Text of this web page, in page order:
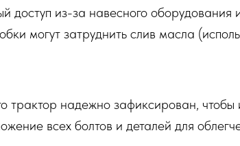
доступ из-за навесного оборудования
могут затруднить слив масла
трактор надежно зафиксирован,
всех болтов и деталей для